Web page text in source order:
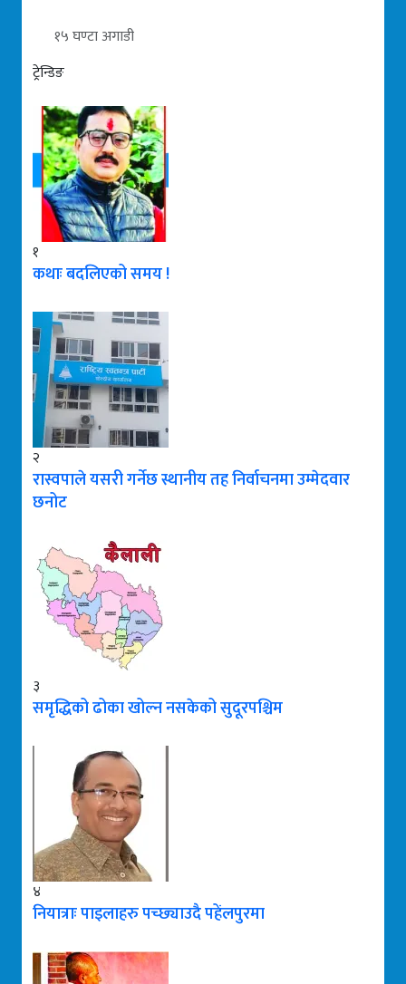
१५ घण्टा अगाडी
ट्रेन्डिङ
१
कथाः बदलिएको समय !
२
रास्वपाले यसरी गर्नेछ स्थानीय तह निर्वाचनमा उम्मेदवार
छनोट
३
समृद्धिको ढोका खोल्न नसकेको सुदूरपश्चिम
४
नियात्राः पाइलाहरु पच्छ्याउदै पहेंलपुरमा